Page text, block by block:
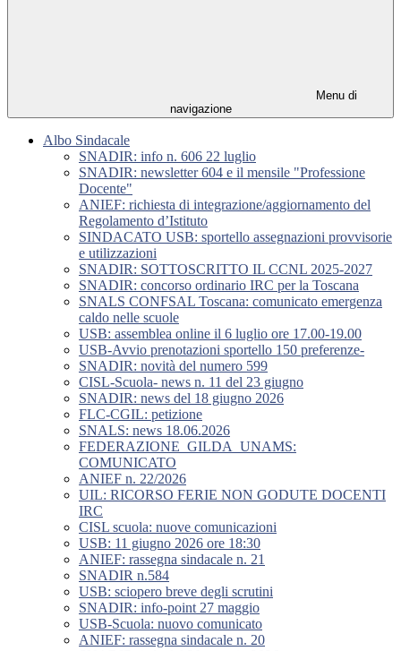
Menu di
navigazione
Albo Sindacale
SNADIR: info n. 606 22 luglio
SNADIR: newsletter 604 e il mensile "Professione
Docente"
ANIEF: richiesta di integrazione/aggiornamento del
Regolamento d’Istituto
SINDACATO USB: sportello assegnazioni provvisorie
e utilizzazioni
SNADIR: SOTTOSCRITTO IL CCNL 2025-2027
SNADIR: concorso ordinario IRC per la Toscana
SNALS CONFSAL Toscana: comunicato emergenza
caldo nelle scuole
USB: assemblea online il 6 luglio ore 17.00-19.00
USB-Avvio prenotazioni sportello 150 preferenze-
SNADIR: novità del numero 599
CISL-Scuola- news n. 11 del 23 giugno
SNADIR: news del 18 giugno 2026
FLC-CGIL: petizione
SNALS: news 18.06.2026
FEDERAZIONE_GILDA_UNAMS:
COMUNICATO
ANIEF n. 22/2026
UIL: RICORSO FERIE NON GODUTE DOCENTI
IRC
CISL scuola: nuove comunicazioni
USB: 11 giugno 2026 ore 18:30
ANIEF: rassegna sindacale n. 21
SNADIR n.584
USB: sciopero breve degli scrutini
SNADIR: info-point 27 maggio
USB-Scuola: nuovo comunicato
ANIEF: rassegna sindacale n. 20